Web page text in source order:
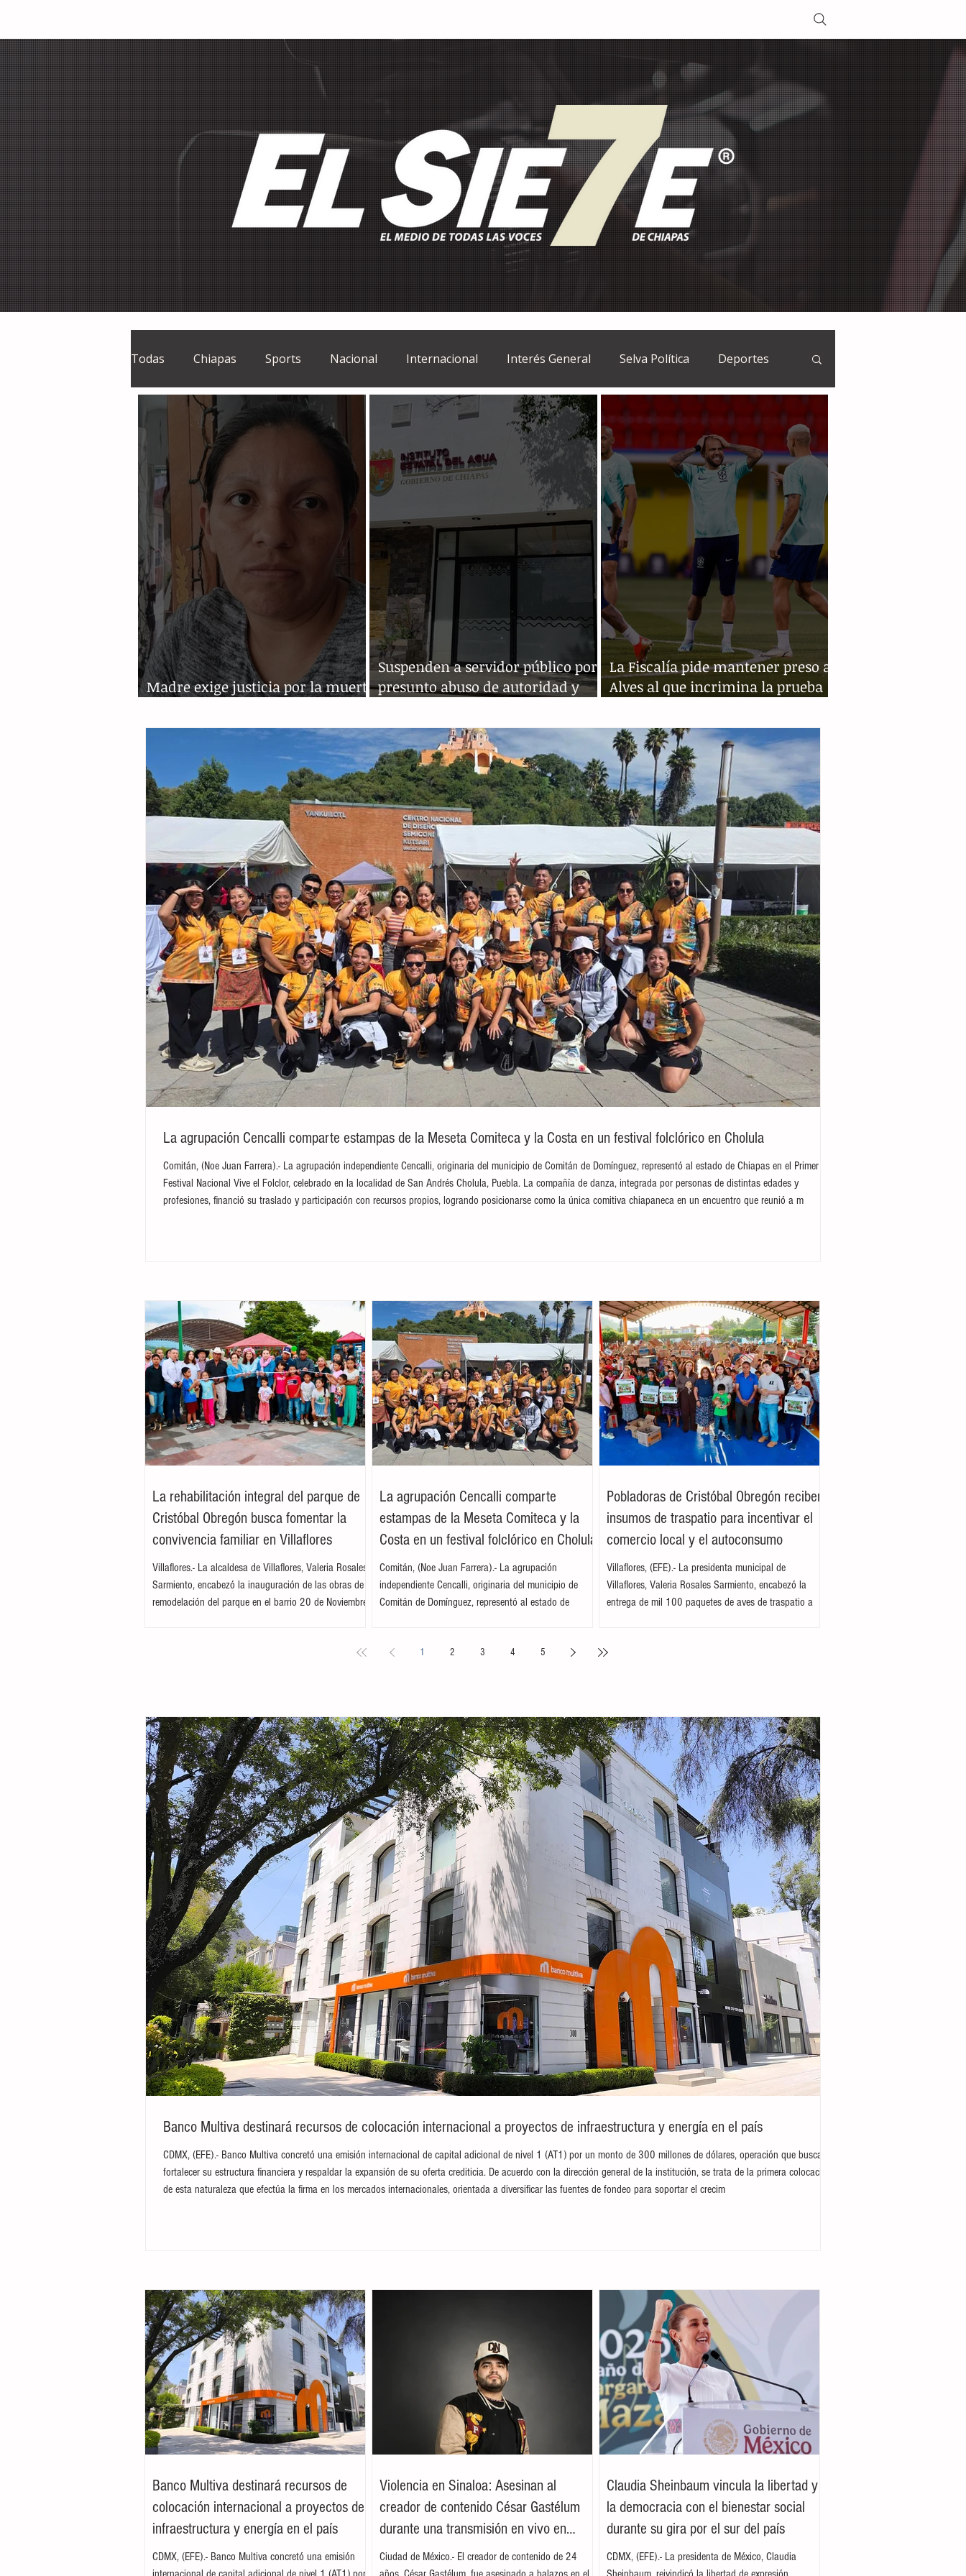
Todas Chiapas Sports Nacional Internacional Interés General Selva Política Deportes
Temas Centrales Israel bano Tragedia Guatemala
Grupo Financiero Continental
Madre exige justicia por la muerte
Suspenden a servidor público por
presunto abuso de autoridad y
La Fiscalía pide mantener preso a
Alves al que incrimina la prueba
La agrupación Cencalli comparte estampas de la Meseta Comiteca y la Costa en un festival folclórico en Cholula
Comitán, (Noe Juan Farrera).- La agrupación independiente Cencalli, originaria del municipio de Comitán de Domínguez, representó al estado de Chiapas en el Primer
Festival Nacional Vive el Folclor, celebrado en la localidad de San Andrés Cholula, Puebla. La compañía de danza, integrada por personas de distintas edades y
profesiones, financió su traslado y participación con recursos propios, logrando posicionarse como la única comitiva chiapaneca en un encuentro que reunió a m
La rehabilitación integral del parque de
Cristóbal Obregón busca fomentar la
convivencia familiar en Villaflores
Villaflores.- La alcaldesa de Villaflores, Valeria Rosales
Sarmiento, encabezó la inauguración de las obras de
remodelación del parque en el barrio 20 de Noviembre,
Sarmiento Tovilla, así como por autoridades locales y
recreaci
La agrupación Cencalli comparte
estampas de la Meseta Comiteca y la
Costa en un festival folclórico en Cholula
Comitán, (Noe Juan Farrera).- La agrupación
independiente Cencalli, originaria del municipio de
Comitán de Domínguez, representó al estado de
Puebla. La compañía de danza, integrada por personas
encuentro que reunió a m
Pobladoras de Cristóbal Obregón reciben
insumos de traspatio para incentivar el
comercio local y el autoconsumo
Villaflores, (EFE).- La presidenta municipal de
Villaflores, Valeria Rosales Sarmiento, encabezó la
entrega de mil 100 paquetes de aves de traspatio a
Tovilla, la alcaldesa destacó que el esquema busca
huevo y carne
1 2 3 4 5
Banco Multiva destinará recursos de colocación internacional a proyectos de infraestructura y energía en el país
CDMX, (EFE).- Banco Multiva concretó una emisión internacional de capital adicional de nivel 1 (AT1) por un monto de 300 millones de dólares, operación que busca
fortalecer su estructura financiera y respaldar la expansión de su oferta crediticia. De acuerdo con la dirección general de la institución, se trata de la primera colocación
de esta naturaleza que efectúa la firma en los mercados internacionales, orientada a diversificar las fuentes de fondeo para soportar el crecim
Banco Multiva destinará recursos de
colocación internacional a proyectos de
infraestructura y energía en el país
CDMX, (EFE).- Banco Multiva concretó una emisión
Violencia en Sinaloa: Asesinan al
creador de contenido César Gastélum
durante una transmisión en vivo en
Culiacán
Ciudad de México.- El creador de contenido de 24
Claudia Sheinbaum vincula la libertad y
la democracia con el bienestar social
durante su gira por el sur del país
CDMX, (EFE).- La presidenta de México, Claudia